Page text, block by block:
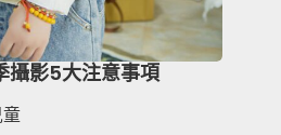
攝影5大注意事項
童